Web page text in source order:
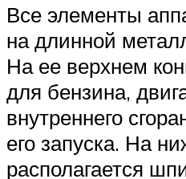
Все элементы
на длинной
На ее верхнем
для бензина,
внутреннего
его запуска. На
располагается